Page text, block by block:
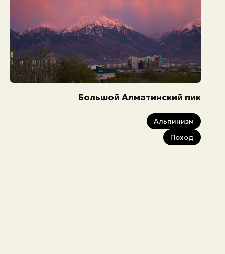
Большой Алматинский пик
Альпинизм
Поход